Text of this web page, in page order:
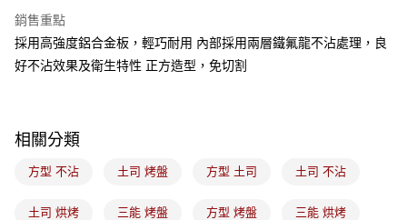
7-11取貨(5kg以內，尺寸不超過90cm)
付款後門市自取
免運費
銷售重點
採用高強度鋁合金板，輕巧耐用 內部採用兩層鐵氟龍不沾處理，良
好不沾效果及衛生特性 正方造型，免切割
相關分類
方型 不沾 土司 烤盤 方型 土司 土司 不沾
土司 烘烤 三能 烤盤 方型 烤盤 三能 烘烤